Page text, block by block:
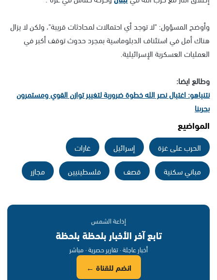
وأوضح المسؤول: "لا توجد أي احتمالات لمحادثات قريبة"، ولكن لا يزال
هناك أمل في استئناف الدبلوماسية بمجرد حدوث توقف أكبر في
العمليات العسكرية الإسرائيلية.
وطالع ايضا:
نتنياهو: اغتيال نصر الله خطوة ضرورية لتغيير توازن القوي ومستمرون
بحربنا
المواضيع
الحرب على غزة إسرائيل
غارات
مباني سكنية
قصف فلسطينيين مجازر
إذاعة الشمس
تابع آخر الأخبار بلحظة بلحظة
أخبار عاجلة · تقارير حصرية · مباشر
انضم للقناة ←